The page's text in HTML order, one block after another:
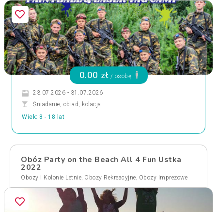
0.00 zł / osobę
23.07.2026 - 31.07.2026
Śniadanie, obiad, kolacja
Wiek: 8 - 18 lat
Obóz Party on the Beach All 4 Fun Ustka
2022
Obozy i Kolonie Letnie, Obozy Rekreacyjne, Obozy Imprezowe